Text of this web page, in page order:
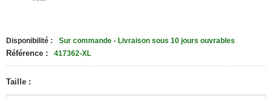
Disponibilité : Sur commande - Livraison sous 10 jours ouvrables
Référence : 417362-XL
Taille :